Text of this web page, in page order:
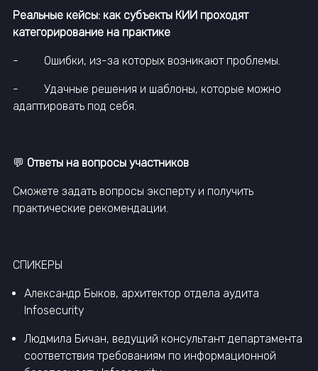
Реальные кейсы: как субъекты КИИ проходят
категорирование на практике
- Ошибки, из-за которых возникают проблемы.
- Удачные решения и шаблоны, которые можно
адаптировать под себя.
💬 Ответы на вопросы участников
Сможете задать вопросы эксперту и получить
практические рекомендации.
СПИКЕРЫ
Александр Быков, архитектор отдела аудита
Infosecurity
Людмила Бичан, ведущий консультант департамента
соответствия требованиям по информационной